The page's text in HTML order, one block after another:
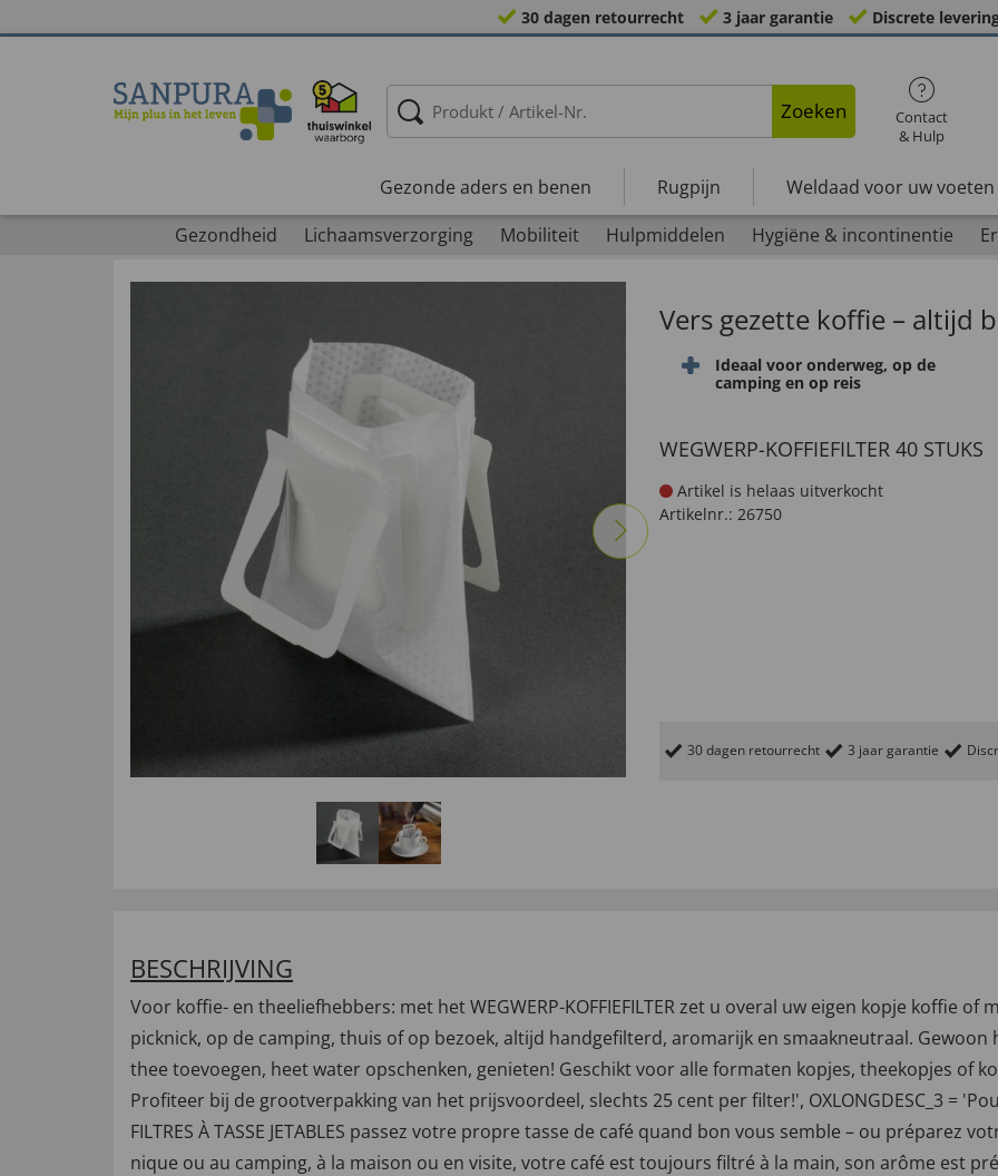
30 dagen retourrecht 3 jaar garantie Discrete
Zoeken
Contact
& Hulp
Gezonde aders en benen Rugpijn Weldaad voor uw voeten
Gezondheid
Lichaamsverzorging Mobiliteit Hulpmiddelen Hygiëne & incontinentie
Vers gezette koffie – altijd
Ideaal voor onderweg, op de
camping en op reis
WEGWERP-KOFFIEFILTER 40 STUKS
Artikel is helaas uitverkocht
Artikelnr.: 26750
30 dagen retourrecht 3 jaar garantie
BESCHRIJVING
Voor koffie- en theeliefhebbers: met het WEGWERP-KOFFIEFILTER zet u overal uw eigen kopje koffie of
picknick, op de camping, thuis of op bezoek, altijd handgefilterd, aromarijk en smaakneutraal.
thee toevoegen, heet water opschenken, genieten! Geschikt voor alle formaten kopjes, theekopjes of
Profiteer bij de grootverpakking van het prijsvoordeel, slechts 25 cent per filter!', OXLONGDESC_3 =
FILTRES À TASSE JETABLES passez votre propre tasse de café quand bon vous semble – ou préparez
nique ou au camping, à la maison ou en visite, votre café est toujours filtré à la main, son arôme est